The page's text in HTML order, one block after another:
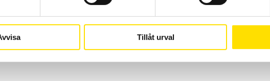
Tillåt urval